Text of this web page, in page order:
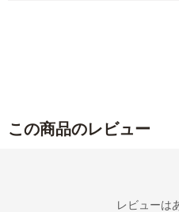
この商品のレビュー
レビューは